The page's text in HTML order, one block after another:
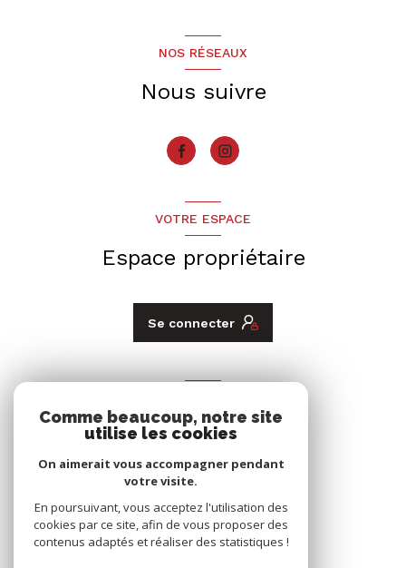
NOS RÉSEAUX
Nous suivre
VOTRE ESPACE
Espace propriétaire
Se connecter
Nous adhérons
Comme beaucoup, notre site
utilise les cookies
On aimerait vous accompagner pendant
votre visite.
En poursuivant, vous acceptez l'utilisation des
cookies par ce site, afin de vous proposer des
contenus adaptés et réaliser des statistiques !